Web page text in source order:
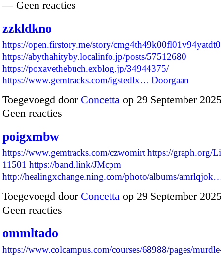
— Geen reacties
zzkldkno
https://open.firstory.me/story/
https://abythahityby.localinfo.jp/posts/57512680
https://poxavethebuch.exblog.jp/34944375/
https://www.gemtracks.com/igstedlx… Doorgaan
Toegevoegd door Concetta op 29 September
Geen reacties
poigxmbw
https://www.gemtracks.com/czwomirt https://graph.org/
11501 https://band.link/JMcpm
http://healingxchange.ning.com/photo/albums/
Toegevoegd door Concetta op 29 September
Geen reacties
ommltado
https://www.colcampus.com/courses/68988/pages/